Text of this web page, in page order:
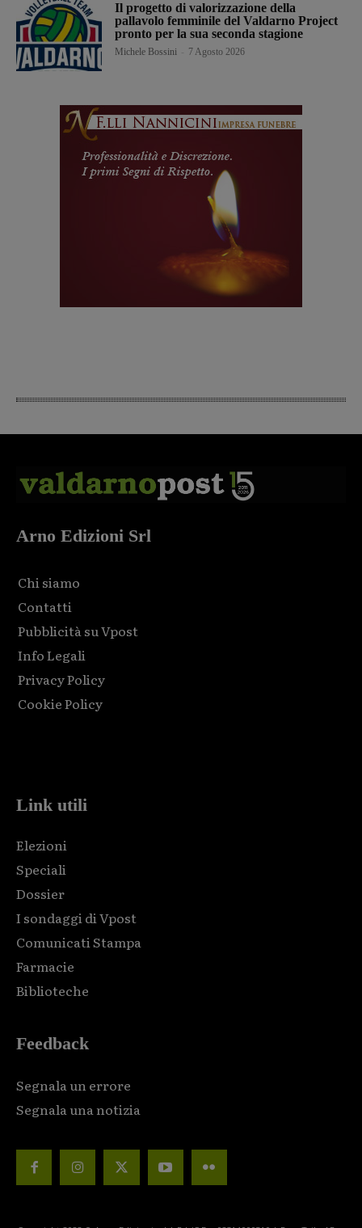
Il progetto di valorizzazione della
pallavolo femminile del Valdarno Project
pronto per la sua seconda stagione
Michele Bossini 7 Agosto 2026
Arno Edizioni Srl
Chi siamo
Contatti
Pubblicità su Vpost
Info Legali
Privacy Policy
Cookie Policy
Link utili
Elezioni
Speciali
Dossier
I sondaggi di Vpost
Comunicati Stampa
Farmacie
Biblioteche
Feedback
Segnala un errore
Segnala una notizia